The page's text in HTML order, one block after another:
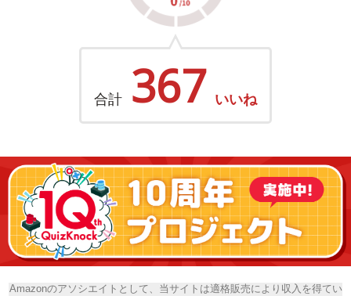
合計 367 いいね
Amazonのアソシエイトとして、当サイトは適格販売により収入を得てい